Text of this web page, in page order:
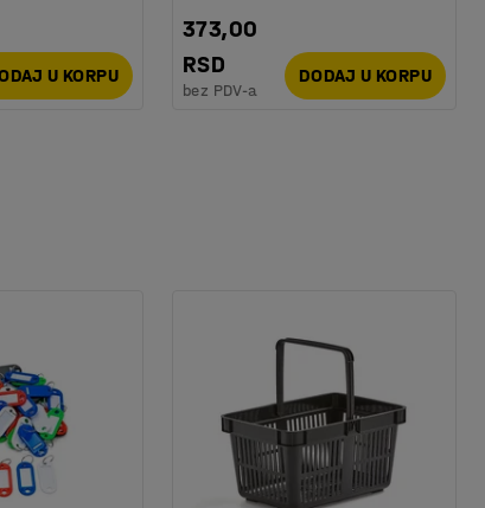
U KORPU
373,00
RSD
bez PDV-a
DODAJ U KORPU